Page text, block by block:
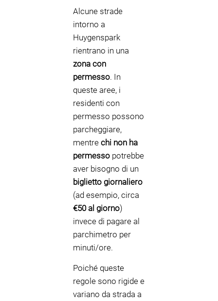
Alcune strade
intorno a
Huygenspark
rientrano in una
zona con
permesso. In
queste aree, i
residenti con
permesso possono
parcheggiare,
mentre chi non ha
permesso potrebbe
aver bisogno di un
biglietto giornaliero
(ad esempio, circa
€50 al giorno)
invece di pagare al
parchimetro per
minuti/ore.
Poiché queste
regole sono rigide e
variano da strada a